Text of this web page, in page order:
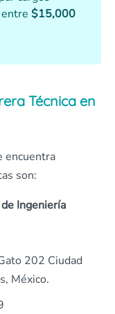
$15,000
Técnica en
encuentra
son:
Ingeniería
202 Ciudad
México.